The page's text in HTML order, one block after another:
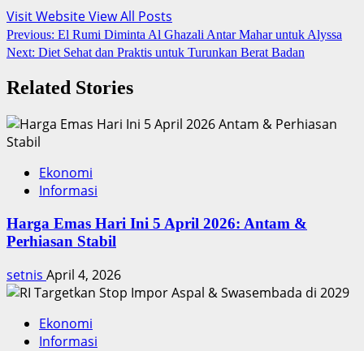
Visit WebsiteView All Posts
Post
navigation
Previous: El Rumi Diminta Al Ghazali Antar Mahar untuk Alyssa
Next: Diet Sehat dan Praktis untuk Turunkan Berat Badan
Related Stories
Ekonomi
Informasi
Harga Emas Hari Ini 5 April 2026: Antam &
Perhiasan Stabil
setnis April 4, 2026
Ekonomi
Informasi